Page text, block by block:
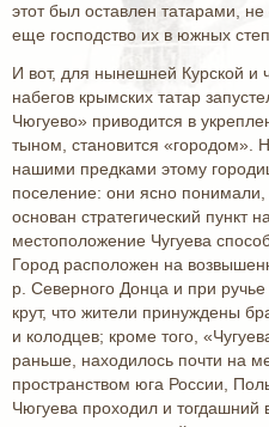
этот был оставлен татарами,
еще господство их в южных
И вот, для нынешней Курской и
набегов крымских татар
Чюгуево» приводится в
тыном, становится «городом».
нашими предками этому
поселение: они ясно
основан стратегический пункт
местоположение Чугуева
Город расположен на
р. Северного Донца и при ручье
крут, что жители принуждены
и колодцев; кроме того,
раньше, находилось почти на
пространством юга России,
Чюгуева проходил и тогдашний